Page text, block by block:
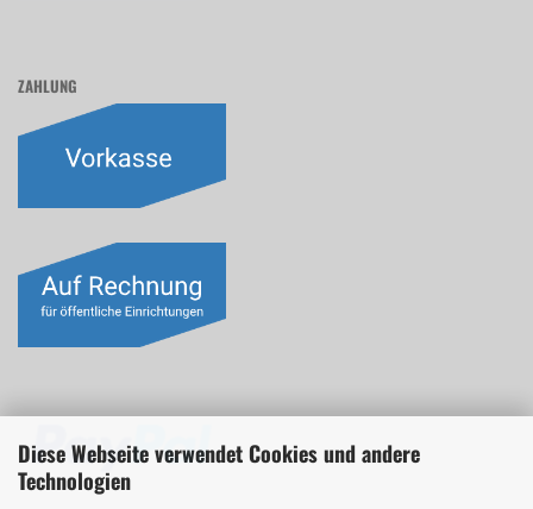
Diese Webseite verwendet Cookies und andere
Technologien
ZAHLUNG